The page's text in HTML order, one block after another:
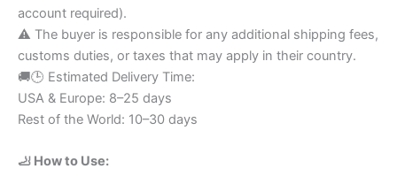
account required).
⚠️ The buyer is responsible for any additional shipping fees,
customs duties, or taxes that may apply in their country.
🚚🕒 Estimated Delivery Time:
USA & Europe: 8–25 days
Rest of the World: 10–30 days
🦶 How to Use: